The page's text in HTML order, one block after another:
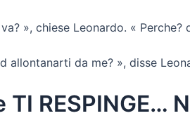
va? », chiese Leonardo. «
allontanarti da me? », disse
TI RESPINGE…